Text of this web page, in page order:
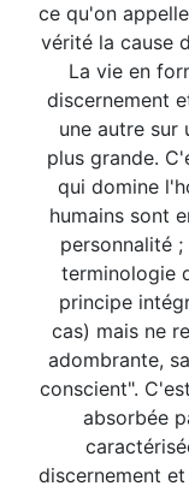
ce qu'on
vérité la cause
La vie en
discernement
une autre sur
plus grande.
qui domine
humains sont
personnalité
terminologie
principe
cas) mais ne
adombrante,
conscient".
absorbée
discernement